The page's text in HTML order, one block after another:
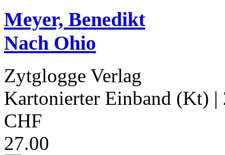
Meyer, Benedikt
Nach Ohio
Zytglogge Verlag
Kartonierter Einband (Kt) |
CHF
27.00